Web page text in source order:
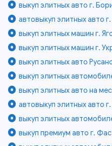
выкуп элитных авто г.
автовыкуп элитных авто
выкуп элитных машин г.
выкуп элитных машин г.
выкуп элитных авто
выкуп элитных
выкуп элитных авто на
автовыкуп элитных авто
выкуп элитных
выкуп премиум авто г.